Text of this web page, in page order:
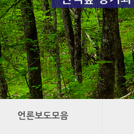
언론보도모음